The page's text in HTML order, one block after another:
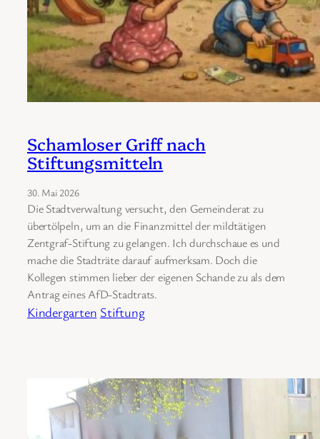
Schamloser Griff nach
Stiftungsmitteln
30. Mai 2026
Die Stadtverwaltung versucht, den Gemeinderat zu
übertölpeln, um an die Finanzmittel der mildtätigen
Zentgraf-Stiftung zu gelangen. Ich durchschaue es und
mache die Stadträte darauf aufmerksam. Doch die
Kollegen stimmen lieber der eigenen Schande zu als dem
Antrag eines AfD-Stadtrats.
Kindergarten Stiftung